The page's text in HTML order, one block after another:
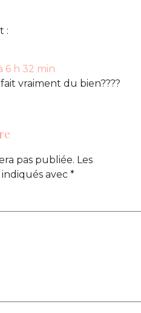
:
6 h 32 min
vraiment du bien????
pas publiée. Les
avec *